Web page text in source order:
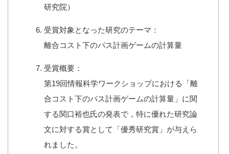
研究院）
受賞対象となった研究のテーマ：
離合コスト下のパス計画ゲームの計算量
受賞概要：
第19回情報科学ワークショップにおける「離
合コスト下のパス計画ゲームの計算量」に関
する関口裕也氏の発表で，特に優れた研究論
文に対する賞として「優秀研究賞」が与えら
れました。